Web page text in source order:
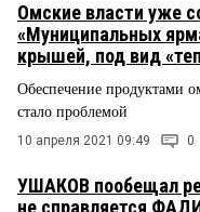
Омские власти уже
«Муниципальных
крышей, под вид
Обеспечение продуктами
стало проблемой
10 апреля 2021 09:49 0
УШАКОВ пообещал
не справляется